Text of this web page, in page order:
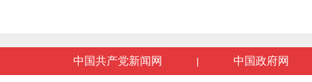
中国共产党新闻网 | 中国政府网